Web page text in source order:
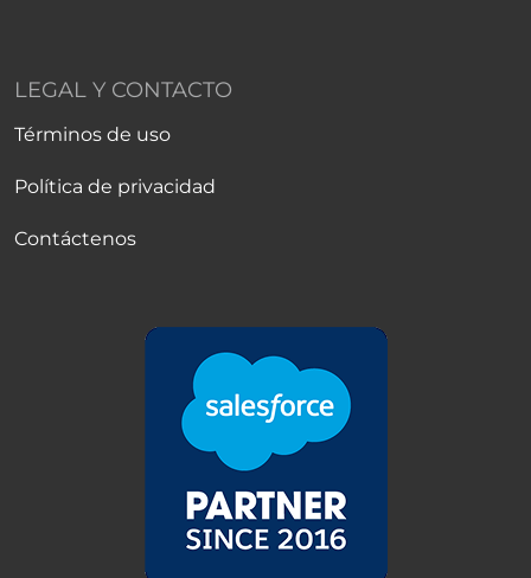
LEGAL Y CONTACTO
Términos de uso
Política de privacidad
Contáctenos